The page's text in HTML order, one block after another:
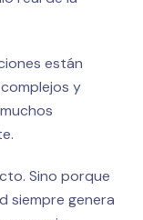
están
y
Sino porque
siempre genera